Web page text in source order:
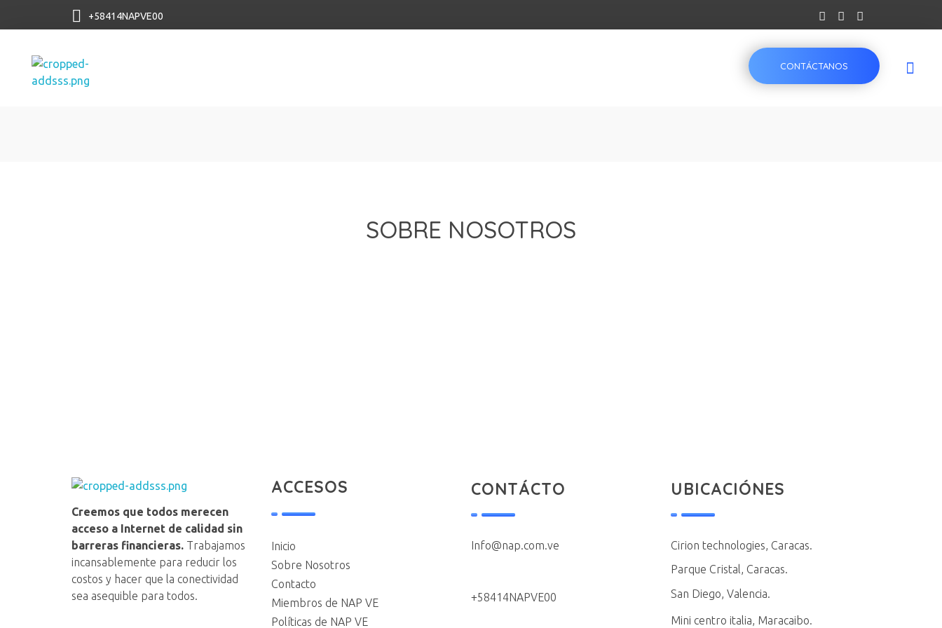
+58414NAPVE00
CONTÁCTANOS
SOBRE NOSOTROS
Creemos que todos merecen
acceso a Internet de calidad sin
barreras financieras. Trabajamos
incansablemente para reducir los
costos y hacer que la conectividad
sea asequible para todos.
ACCESOS
Inicio
Sobre Nosotros
Contacto
Miembros de NAP VE
Políticas de NAP VE
CONTÁCTO
Info@nap.com.ve
+58414NAPVE00
UBICACIÓNES
Cirion technologies, Caracas.
Parque Cristal, Caracas.
San Diego, Valencia.
Mini centro italia, Maracaibo.